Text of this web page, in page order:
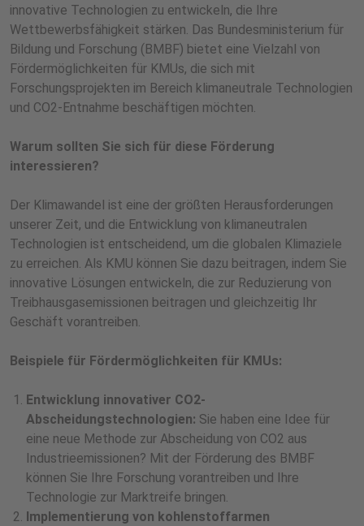
innovative Technologien zu entwickeln, die Ihre
Wettbewerbsfähigkeit stärken. Das Bundesministerium für
Bildung und Forschung (BMBF) bietet eine Vielzahl von
Fördermöglichkeiten für KMUs, die sich mit
Forschungsprojekten im Bereich klimaneutrale Technologien
und CO2-Entnahme beschäftigen möchten.
Warum sollten Sie sich für diese Förderung
interessieren?
Der Klimawandel ist eine der größten Herausforderungen
unserer Zeit, und die Entwicklung von klimaneutralen
Technologien ist entscheidend, um die globalen Klimaziele
zu erreichen. Als KMU können Sie dazu beitragen, indem Sie
innovative Lösungen entwickeln, die zur Reduzierung von
Treibhausgasemissionen beitragen und gleichzeitig Ihr
Geschäft vorantreiben.
Beispiele für Fördermöglichkeiten für KMUs:
Entwicklung innovativer CO2-
Abscheidungstechnologien: Sie haben eine Idee für
eine neue Methode zur Abscheidung von CO2 aus
Industrieemissionen? Mit der Förderung des BMBF
können Sie Ihre Forschung vorantreiben und Ihre
Technologie zur Marktreife bringen.
Implementierung von kohlenstoffarmen